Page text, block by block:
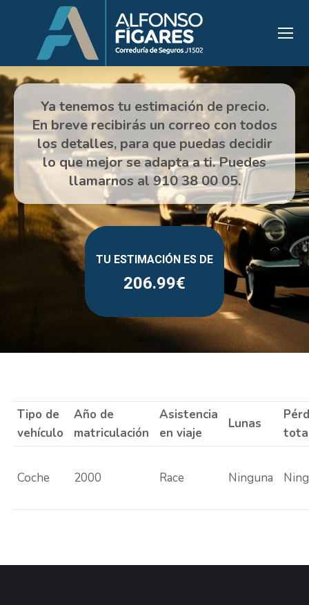
206.99
Estás aquí:
Tipo de
vehículo
Año de
matriculación
Asistencia
en viaje
Lunas
Coche 2000 Race Ninguna